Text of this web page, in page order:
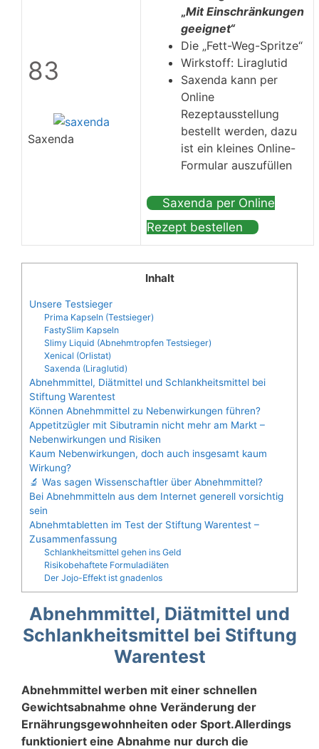
83
Saxenda
„Mit Einschränkungen
geeignet“
Die „Fett-Weg-Spritze“
Wirkstoff: Liraglutid
Saxenda kann per
Online
Rezeptausstellung
bestellt werden, dazu
ist ein kleines Online-
Formular auszufüllen
Saxenda per Online
Rezept bestellen
Inhalt
Unsere Testsieger
Prima Kapseln (Testsieger)
FastySlim Kapseln
Slimy Liquid (Abnehmtropfen Testsieger)
Xenical (Orlistat)
Saxenda (Liraglutid)
Abnehmmittel, Diätmittel und Schlankheitsmittel bei
Stiftung Warentest
Können Abnehmmittel zu Nebenwirkungen führen?
Appetitzügler mit Sibutramin nicht mehr am Markt –
Nebenwirkungen und Risiken
Kaum Nebenwirkungen, doch auch insgesamt kaum
Wirkung?
🔬 Was sagen Wissenschaftler über Abnehmmittel?
Bei Abnehmmitteln aus dem Internet generell vorsichtig
sein
Abnehmtabletten im Test der Stiftung Warentest –
Zusammenfassung
Schlankheitsmittel gehen ins Geld
Risikobehaftete Formuladiäten
Der Jojo-Effekt ist gnadenlos
Abnehmmittel, Diätmittel und
Schlankheitsmittel bei Stiftung
Warentest
Abnehmmittel werben mit einer schnellen
Gewichtsabnahme ohne Veränderung der
Ernährungsgewohnheiten oder Sport.Allerdings
funktioniert eine Abnahme nur durch die